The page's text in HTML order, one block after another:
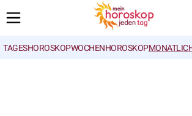
TAGESHOROSKOPWOCHENHOROSKOP